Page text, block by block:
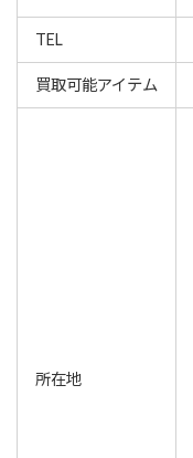
TEL
買取可能アイテム
所在地